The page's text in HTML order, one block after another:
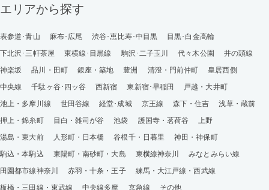
エリアから探す
表参道･青山 麻布･広尾 渋谷･恵比寿･中目黒
目黒･白金高輪
下北沢･三軒茶屋
東横線･目黒線 駒沢･二子玉川 代々木公園
井の頭線
神楽坂
品川・田町 銀座・築地 豊洲 清澄・門前仲町
皇居西側
中央線
千駄ヶ谷･四ッ谷 西新宿 東新宿･早稲田
戸越・大井町
池上・多摩川線
世田谷線 経堂･成城 京王線 森下・住吉
浅草・蔵前
押上・錦糸町
目白・雑司が谷 池袋 護国寺・茗荷谷
上野
湯島・東大前
人形町・日本橋 谷根千・日暮里
神田・神保町
駒込・本駒込
東陽町・南砂町・大島 東横線神奈川
みなとみらい線
田園都市線神奈川
赤羽・十条・王子
練馬・大江戸線・西武線
板橋・三田線・東武線
中央線多摩 京急線 その他